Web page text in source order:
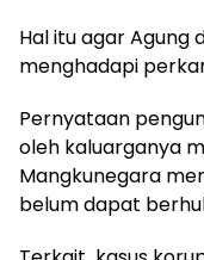
Hal itu agar
menghadapi
Pernyataan
oleh kaluarganya
Mangkunegara
belum dapat